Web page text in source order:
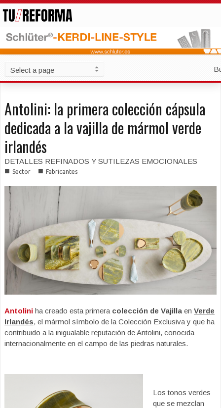
Antolini: la primera colección cápsula
dedicada a la vajilla de mármol verde
irlandés
DETALLES REFINADOS Y SUTILEZAS EMOCIONALES
■ Sector ■ Fabricantes
Antolini ha creado esta primera colección de Vajilla en Verde
Irlandés, el mármol símbolo de la Colección Exclusiva y que ha
contribuido a la inigualable reputación de Antolini, conocida
internacionalmente en el campo de las piedras naturales.
Los tonos verdes
que se mezclan